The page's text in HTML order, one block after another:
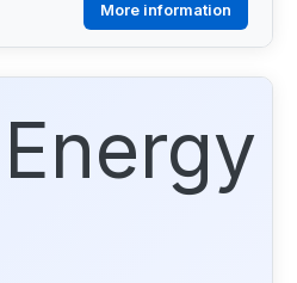
More information